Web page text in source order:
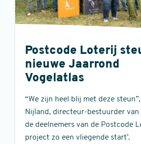
Postcode Loterij
nieuwe Jaarrond
Vogelatlas
“We zijn heel blij met deze
Nijland, directeur-bestuurder van
de deelnemers van de Postcode
project zo een vliegende start’.